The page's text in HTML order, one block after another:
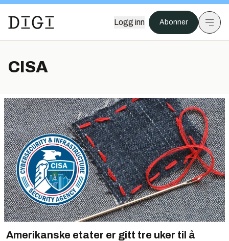
Logg inn Abonner
CISA
Amerikanske etater er gitt tre uker til å